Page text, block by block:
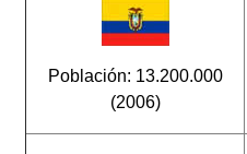
Población: 13.200.000
(2006)